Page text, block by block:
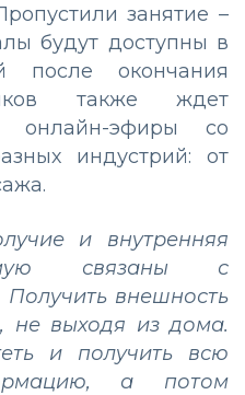
занятие –
будут доступны в
после окончания
также ждет
онлайн-эфиры со
индустрий: от
и внутренняя
связаны с
Получить внешность
не выходя из дома.
и получить всю
а потом